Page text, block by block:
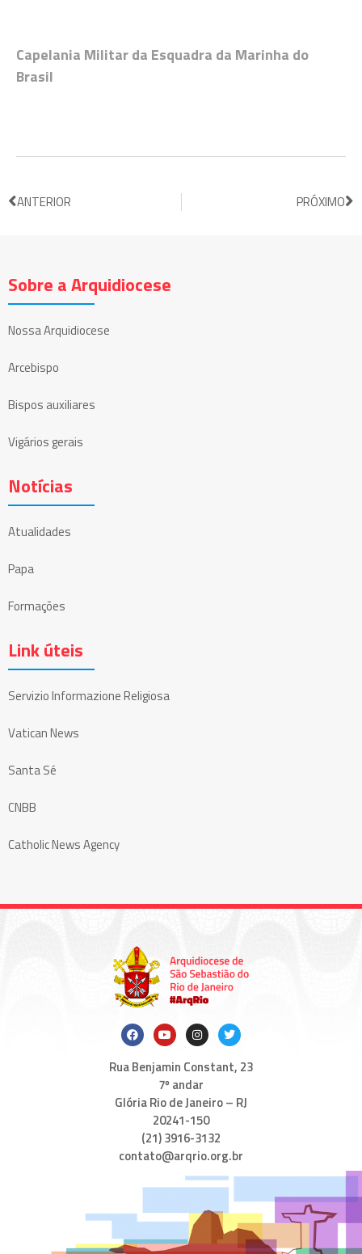
Capelania Militar da Esquadra da Marinha do
Brasil
ANTERIOR PRÓXIMO
Sobre a Arquidiocese
Nossa Arquidiocese
Arcebispo
Bispos auxiliares
Vigários gerais
Notícias
Atualidades
Papa
Formações
Link úteis
Servizio Informazione Religiosa
Vatican News
Santa Sé
CNBB
Catholic News Agency
Rua Benjamin Constant, 23
7º andar
Glória Rio de Janeiro – RJ
20241-150
(21) 3916-3132
contato@arqrio.org.br